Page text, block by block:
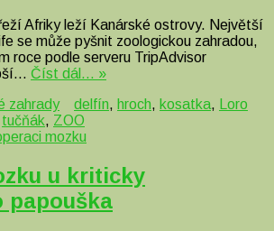
Afriky leží Kanárské ostrovy. Největší
se může pyšnit zoologickou zahradou,
roce podle serveru TripAdvisor
Číst dál… »
zahrady delfín, hroch, kosatka,
Loro
tučňák, ZOO
u kriticky
papouška